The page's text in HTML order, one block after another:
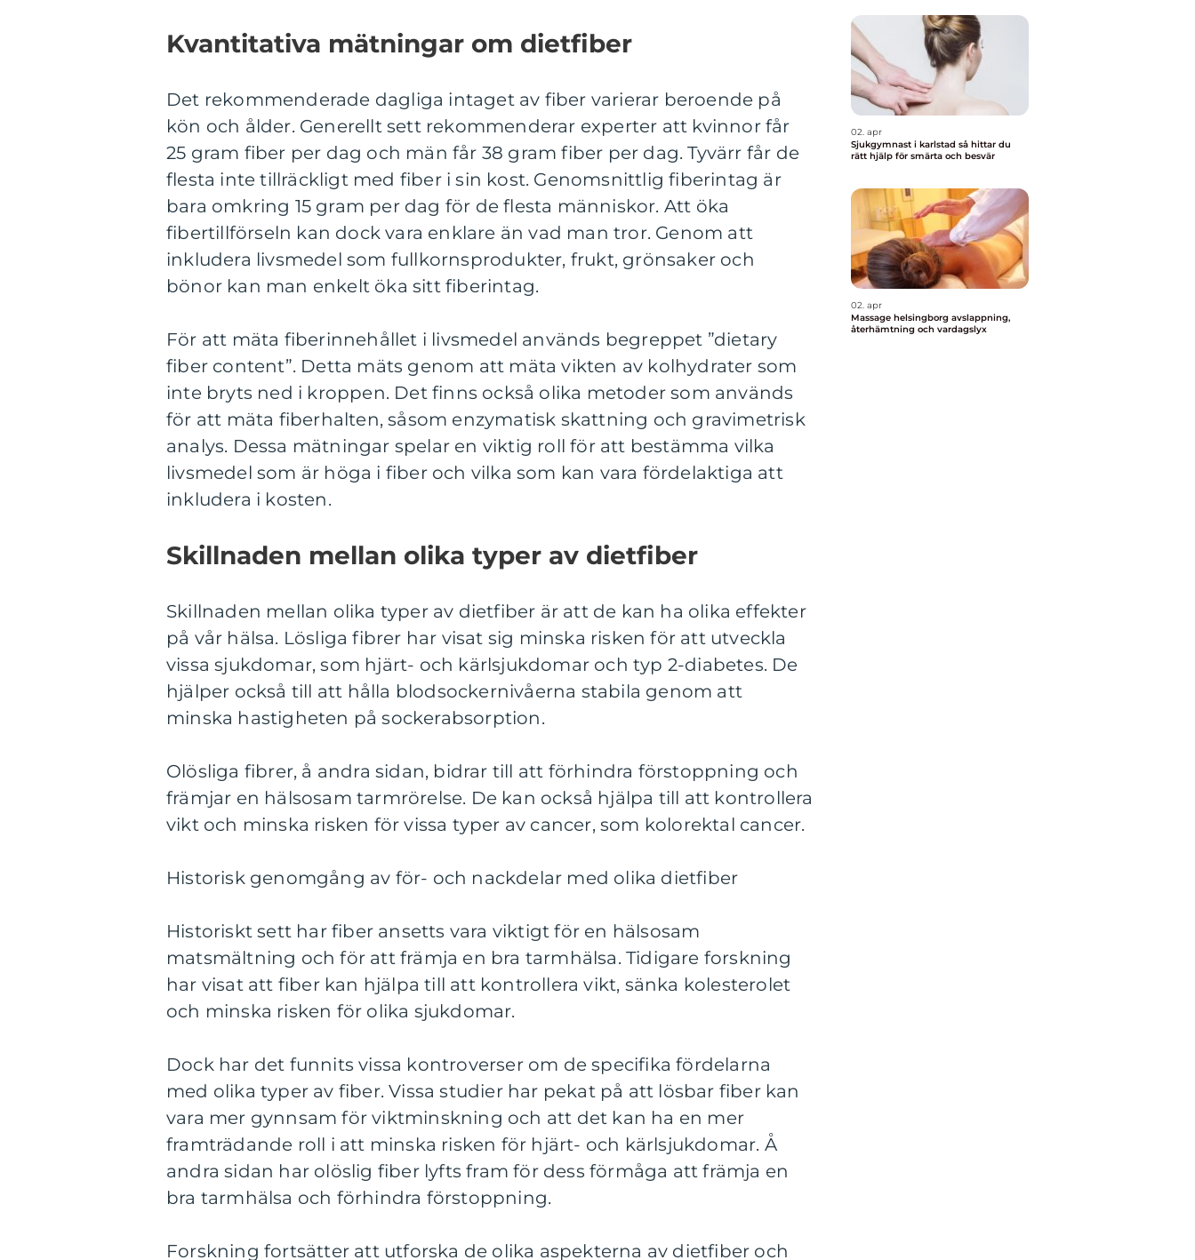
Kvantitativa mätningar om dietfiber
Det rekommenderade dagliga intaget av fiber varierar beroende på
kön och ålder. Generellt sett rekommenderar experter att kvinnor får
25 gram fiber per dag och män får 38 gram fiber per dag. Tyvärr får de
flesta inte tillräckligt med fiber i sin kost. Genomsnittlig fiberintag är
bara omkring 15 gram per dag för de flesta människor. Att öka
fibertillförseln kan dock vara enklare än vad man tror. Genom att
inkludera livsmedel som fullkornsprodukter, frukt, grönsaker och
bönor kan man enkelt öka sitt fiberintag.
För att mäta fiberinnehållet i livsmedel används begreppet ”dietary
fiber content”. Detta mäts genom att mäta vikten av kolhydrater som
inte bryts ned i kroppen. Det finns också olika metoder som används
för att mäta fiberhalten, såsom enzymatisk skattning och gravimetrisk
analys. Dessa mätningar spelar en viktig roll för att bestämma vilka
livsmedel som är höga i fiber och vilka som kan vara fördelaktiga att
inkludera i kosten.
Skillnaden mellan olika typer av dietfiber
Skillnaden mellan olika typer av dietfiber är att de kan ha olika effekter
på vår hälsa. Lösliga fibrer har visat sig minska risken för att utveckla
vissa sjukdomar, som hjärt- och kärlsjukdomar och typ 2-diabetes. De
hjälper också till att hålla blodsockernivåerna stabila genom att
minska hastigheten på sockerabsorption.
Olösliga fibrer, å andra sidan, bidrar till att förhindra förstoppning och
främjar en hälsosam tarmrörelse. De kan också hjälpa till att kontrollera
vikt och minska risken för vissa typer av cancer, som kolorektal cancer.
Historisk genomgång av för- och nackdelar med olika dietfiber
Historiskt sett har fiber ansetts vara viktigt för en hälsosam
matsmältning och för att främja en bra tarmhälsa. Tidigare forskning
har visat att fiber kan hjälpa till att kontrollera vikt, sänka kolesterolet
och minska risken för olika sjukdomar.
Dock har det funnits vissa kontroverser om de specifika fördelarna
med olika typer av fiber. Vissa studier har pekat på att lösbar fiber kan
vara mer gynnsam för viktminskning och att det kan ha en mer
framträdande roll i att minska risken för hjärt- och kärlsjukdomar. Å
andra sidan har olöslig fiber lyfts fram för dess förmåga att främja en
bra tarmhälsa och förhindra förstoppning.
Forskning fortsätter att utforska de olika aspekterna av dietfiber och
02. apr
Sjukgymnast i karlstad så hittar du
rätt hjälp för smärta och besvär
02. apr
Massage helsingborg avslappning,
återhämtning och vardagslyx